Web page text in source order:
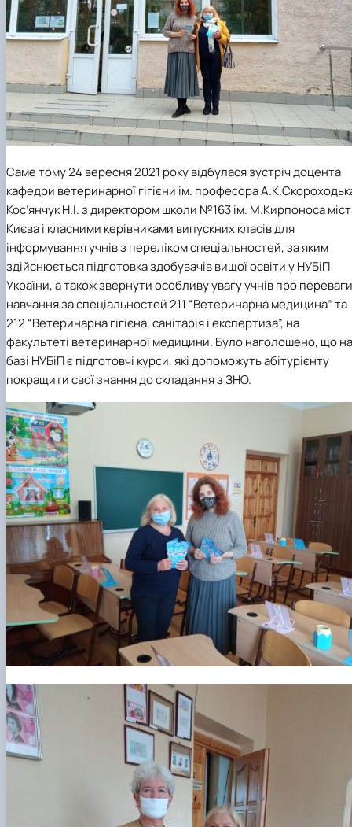
Саме тому 24 вересня 2021 року відбулася зустріч доцента
кафедри ветеринарної гігієни ім. професора
Кос’янчук Н.І. з директором школи №163 ім. М.Кирпоноса
Києва і класними керівниками випускних класів для
інформування учнів з переліком спеціальностей, за яким
здійснюється підготовка здобувачів вищої освіти у НУБіП
України, а також звернути особливу увагу учнів про переваги
навчання за спеціальностей 211 “Ветеринарна медицина” та
212 “Ветеринарна гігієна, санітарія і експертиза”, на
факультеті ветеринарної медицини. Було наголошено, що на
базі НУБіП є підготовчі курси, які допоможуть абітурієнту
покращити свої знання до складання з ЗНО.